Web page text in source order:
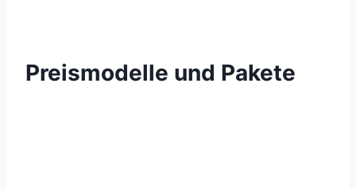
Preismodelle und Pakete